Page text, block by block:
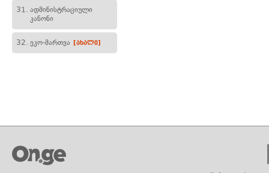
31. ადმინისტრაციული
კანონი
32. ეკო-მართვა [ახალი]